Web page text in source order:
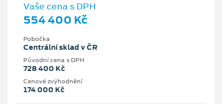
Vaše cena s DPH
554 400 Kč
Pobočka
Centrální sklad v ČR
Původní cena s DPH
728 400 Kč
Cenové zvýhodnění
174 000 Kč